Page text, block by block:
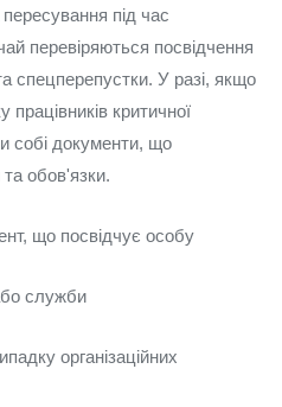
під час
перевіряються посвідчення
спецперепустки. У разі, якщо
критичної
собі документи, що
обов'язки.
що посвідчує особу
служби
організаційних